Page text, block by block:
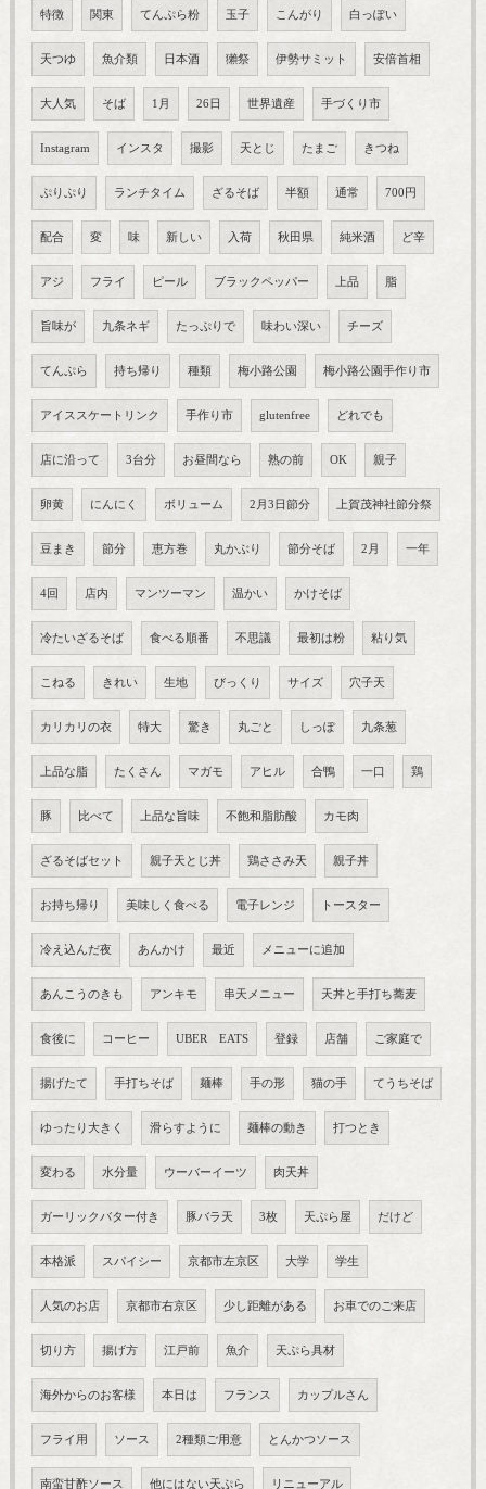
特徴 関東 てんぷら粉 玉子 こんがり 白っぽい
天つゆ 魚介類 日本酒 獺祭 伊勢サミット 安倍首相
大人気 そば 1月 26日 世界遺産 手づくり市
Instagram インスタ 撮影 天とじ たまご きつね
ぷりぷり ランチタイム ざるそば 半額 通常 700円
配合 変 味 新しい 入荷 秋田県 純米酒 ど辛
アジ フライ ピール ブラックペッパー 上品 脂
旨味が 九条ネギ たっぷりで 味わい深い チーズ
てんぷら 持ち帰り 種類 梅小路公園 梅小路公園手作り市
アイススケートリンク 手作り市 glutenfree どれでも
店に沿って 3台分 お昼間なら 熟の前 OK 親子
卵黄 にんにく ボリューム 2月3日節分 上賀茂神社節分祭
豆まき 節分 恵方巻 丸かぶり 節分そば 2月 一年
4回 店内 マンツーマン 温かい かけそば
冷たいざるそば 食べる順番 不思議 最初は粉 粘り気
こねる きれい 生地 びっくり サイズ 穴子天
カリカリの衣 特大 驚き 丸ごと しっぽ 九条葱
上品な脂 たくさん マガモ アヒル 合鴨 一口 鶏
豚 比べて 上品な旨味 不飽和脂肪酸 カモ肉
ざるそばセット 親子天とじ丼 鶏ささみ天 親子丼
お持ち帰り 美味しく食べる 電子レンジ トースター
冷え込んだ夜 あんかけ 最近 メニューに追加
あんこうのきも アンキモ 串天メニュー 天丼と手打ち蕎麦
食後に コーヒー UBER EATS 登録 店舗 ご家庭で
揚げたて 手打ちそば 麺棒 手の形 猫の手 てうちそば
ゆったり大きく 滑らすように 麺棒の動き 打つとき
変わる 水分量 ウーバーイーツ 肉天丼
ガーリックバター付き 豚バラ天 3枚 天ぷら屋 だけど
本格派 スパイシー 京都市左京区 大学 学生
人気のお店 京都市右京区 少し距離がある お車でのご来店
切り方 揚げ方 江戸前 魚介 天ぷら具材
海外からのお客様 本日は フランス カップルさん
フライ用 ソース 2種類ご用意 とんかつソース
南蛮甘酢ソース 他にはない天ぷら リニューアル